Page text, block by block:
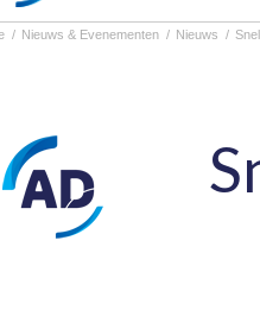
/ Nieuws & Evenementen / Nieuws /